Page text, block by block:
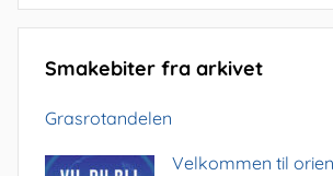
Smakebiter fra arkivet
Grasrotandelen
Velkommen til